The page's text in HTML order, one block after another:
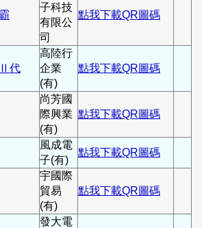
子科技
有限公
司
點我下載QR圖碼
Ⅱ代
高陸行
企業
(有)
點我下載QR圖碼
尚芳國
際興業
(有)
點我下載QR圖碼
風成電
子(有)
點我下載QR圖碼
宇國際
貿易
(有)
點我下載QR圖碼
發大電